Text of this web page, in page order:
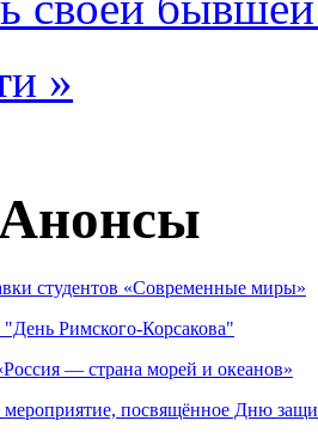
»
студентов «Современные миры»
"День Римского-Корсакова"
— страна морей и океанов»
мероприятие, посвящённое Дню